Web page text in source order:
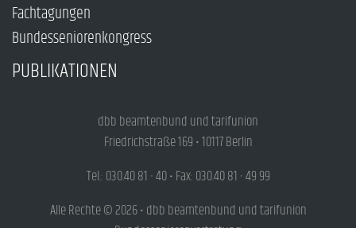
Fachtagungen
Bundesseniorenkongress
PUBLIKATIONEN
dbb beamtenbund und tarifunion
Friedrichstraße 169 • 10117 Berlin
Tel.: 030.40 81 - 40 • Fax: 030.40 81 - 49 99
Alle Rechte © 2026 • dbb beamtenbund und tarifunion